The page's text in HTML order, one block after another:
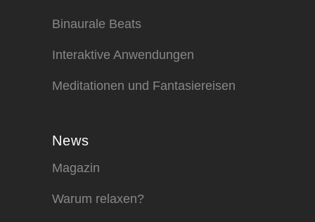
Binaurale Beats
Interaktive Anwendungen
Meditationen und Fantasiereisen
News
Magazin
Warum relaxen?